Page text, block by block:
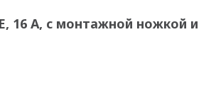
16 A, с монтажной ножкой и